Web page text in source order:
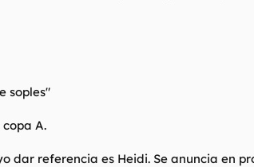
soples"
A.
dar referencia es Heidi. Se anuncia en